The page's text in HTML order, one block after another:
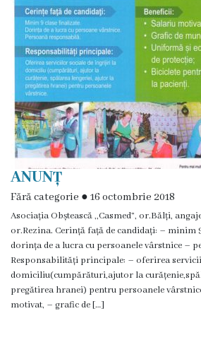
Dispoziții
Comisiei
pentru
Situații
Excepționale
a
Republicii
Moldova
Servicii
Certificate/Autorizații
Modele
ANUNȚ
Fără categorie ● 16 octombrie 2018
Asociația Obștească ,,Casmed”, or.Bălți,
or.Rezina. Cerință față de candidați: – minim
dorința de a lucra cu persoanele vârstnice –
Responsabilități principale: – oferirea
domiciliu(cumpărături,ajutor la
pregătirea hranei) pentru persoanele
motivat, – grafic de […]